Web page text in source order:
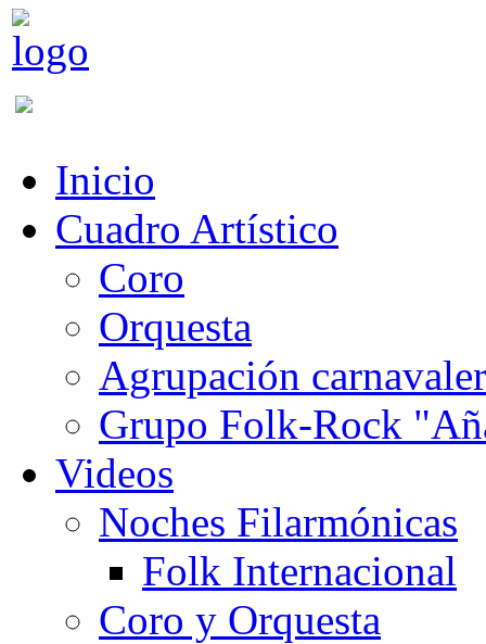
Inicio
Cuadro Artístico
Coro
Orquesta
Agrupación
Grupo Folk-Rock
Videos
Noches Filarmónicas
Folk Internacional
Coro y Orquesta